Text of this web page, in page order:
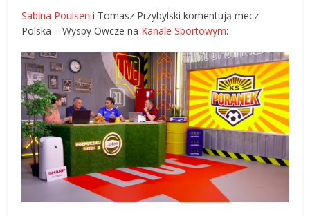
Sabina Poulsen i Tomasz Przybylski komentują mecz
Polska – Wyspy Owcze na Kanale Sportowym: